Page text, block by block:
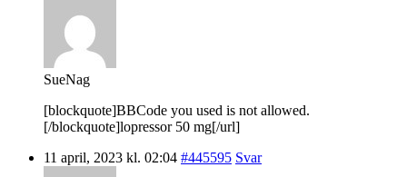
SueNag
[blockquote]BBCode you used is not allowed.
[/blockquote]lopressor 50 mg[/url]
11 april, 2023 kl. 02:04 #445595 Svar